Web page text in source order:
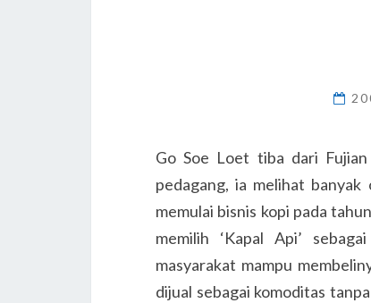
Go Soe Loet tiba dari
pedagang, ia melihat
memulai bisnis kopi pada
memilih ‘Kapal Api’
masyarakat mampu
dijual sebagai komoditas